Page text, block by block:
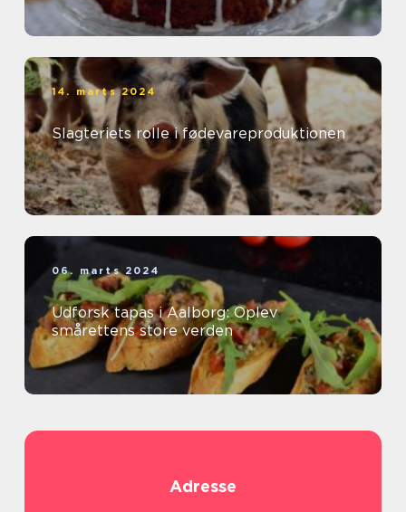
14. marts 2024
Slagteriets rolle i fødevareproduktionen
06. marts 2024
Udforsk tapas i Aalborg: Oplev
smårettens store verden
Adresse